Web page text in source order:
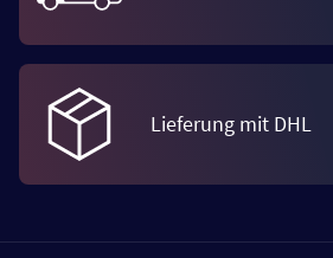
Lieferung mit DHL